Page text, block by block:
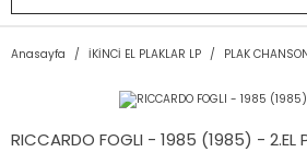
Anasayfa İKİNCİ EL PLAKLAR LP PLAK
RICCARDO FOGLI - 1985 (1985) - 2.EL